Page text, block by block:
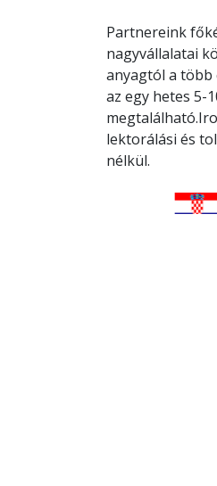
Partnereink
nagyvállalatai
anyagtól a több
az egy hetes 5-
lektorálási és
nélkül.